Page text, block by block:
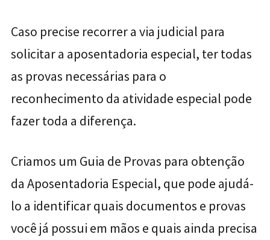
Caso precise recorrer a via judicial para
solicitar a aposentadoria especial, ter todas
as provas necessárias para o
reconhecimento da atividade especial pode
fazer toda a diferença.
Criamos um Guia de Provas para obtenção
da Aposentadoria Especial, que pode ajudá-
lo a identificar quais documentos e provas
você já possui em mãos e quais ainda precisa